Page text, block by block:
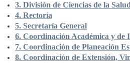
3. División de Ciencias de la
4. Rectoría
5. Secretaría General
6. Coordinación Académica y de
7. Coordinación de Planeación
8. Coordinación de Extensión,